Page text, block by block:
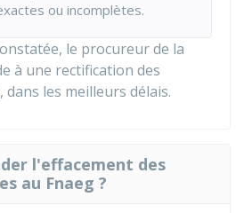
ou incomplètes.
le procureur de la
à une rectification des
dans les meilleurs délais.
l'effacement des
au Fnaeg ?